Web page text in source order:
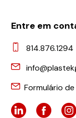
Entre em
814.876.1294
Formulário